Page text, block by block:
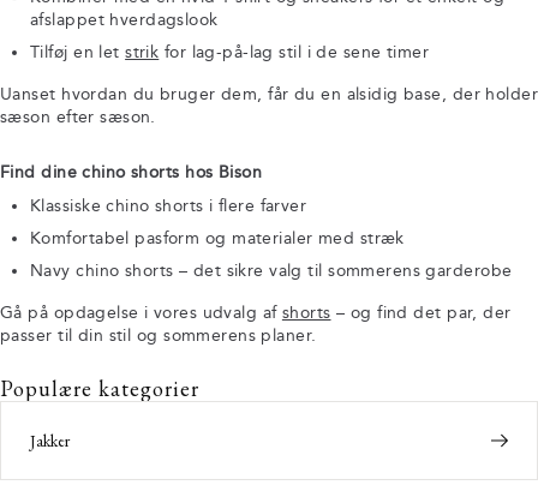
afslappet hverdagslook
Tilføj en letstrik for lag-på-lag stil i de sene timer
Uanset hvordan du bruger dem, får du en alsidig base, der holder
sæson efter sæson.
Find dine chino shorts hos Bison
Klassiske chino shorts i flere farver
Komfortabel pasform og materialer med stræk
Navy chino shorts – det sikre valg til sommerens garderobe
Gå på opdagelse i vores udvalg af shorts – og find det par, der
passer til din stil og sommerens planer.
Populære kategorier
Jakker